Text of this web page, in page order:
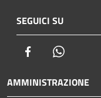
SEGUICI SU
Facebook
AMMINISTRAZIONE